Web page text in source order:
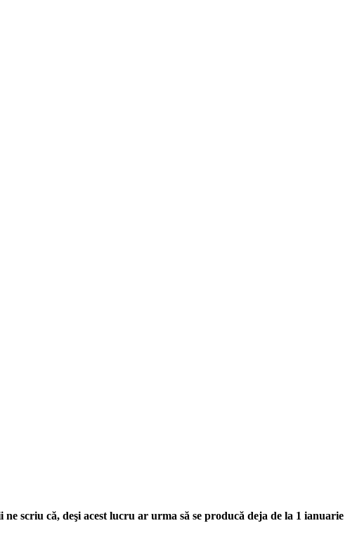
scriu că, deşi acest lucru ar urma să se producă deja de la 1 ianuarie